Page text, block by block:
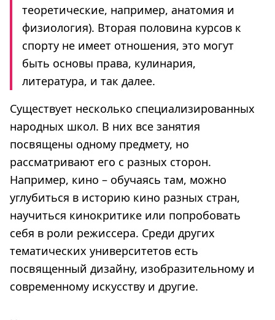
теоретические, например, анатомия и
физиология). Вторая половина курсов к
спорту не имеет отношения, это могут
быть основы права, кулинария,
литература, и так далее.
Существует несколько специализированных
народных школ. В них все занятия
посвящены одному предмету, но
рассматривают его с разных сторон.
Например, кино – обучаясь там, можно
углубиться в историю кино разных стран,
научиться кинокритике или попробовать
себя в роли режиссера. Среди других
тематических университетов есть
посвященный дизайну, изобразительному и
современному искусству и другие.